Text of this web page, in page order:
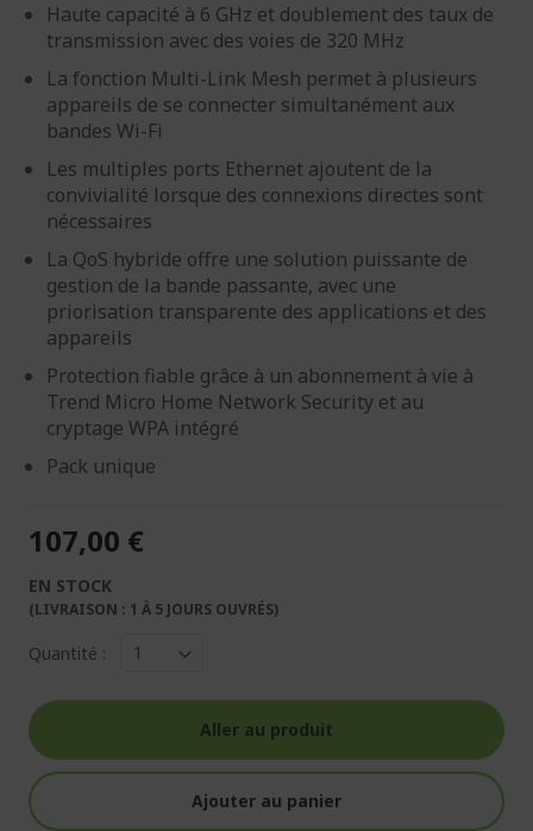
Haute capacité à 6 GHz et doublement des taux de
transmission avec des voies de 320 MHz
La fonction Multi-Link Mesh permet à plusieurs
appareils de se connecter simultanément aux
bandes Wi-Fi
Les multiples ports Ethernet ajoutent de la
convivialité lorsque des connexions directes sont
nécessaires
La QoS hybride offre une solution puissante de
gestion de la bande passante, avec une
priorisation transparente des applications et des
appareils
Protection fiable grâce à un abonnement à vie à
Trend Micro Home Network Security et au
cryptage WPA intégré
Pack unique
107,00 €
EN STOCK
(LIVRAISON : 1 À 5 JOURS OUVRÉS)
Quantité :
Aller au produit
Ajouter au panier